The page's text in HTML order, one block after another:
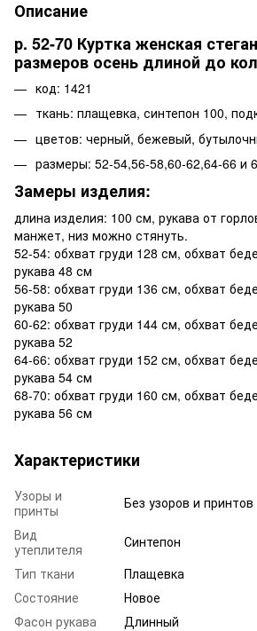
Описание
р. 52-70 Куртка женская
размеров осень длиной до
код: 1421
ткань: плащевка, синтепон 100,
цветов: черный, бежевый,
размеры: 52-54,56-58,60-62,64-66 и
Замеры изделия:
длина изделия: 100 см, рукава от
манжет, низ можно стянуть.
52-54: обхват груди 128 см, обхват
рукава 48 см
56-58: обхват груди 136 см, обхват
рукава 50
60-62: обхват груди 144 см, обхват
рукава 52
64-66: обхват груди 152 см, обхват
рукава 54 см
68-70: обхват груди 160 см, обхват
рукава 56 см
Характеристики
Узоры и
принты
Без узоров и принтов
Вид
утеплителя
Синтепон
Тип ткани
Плащевка
Состояние
Новое
Фасон рукава
Длинный